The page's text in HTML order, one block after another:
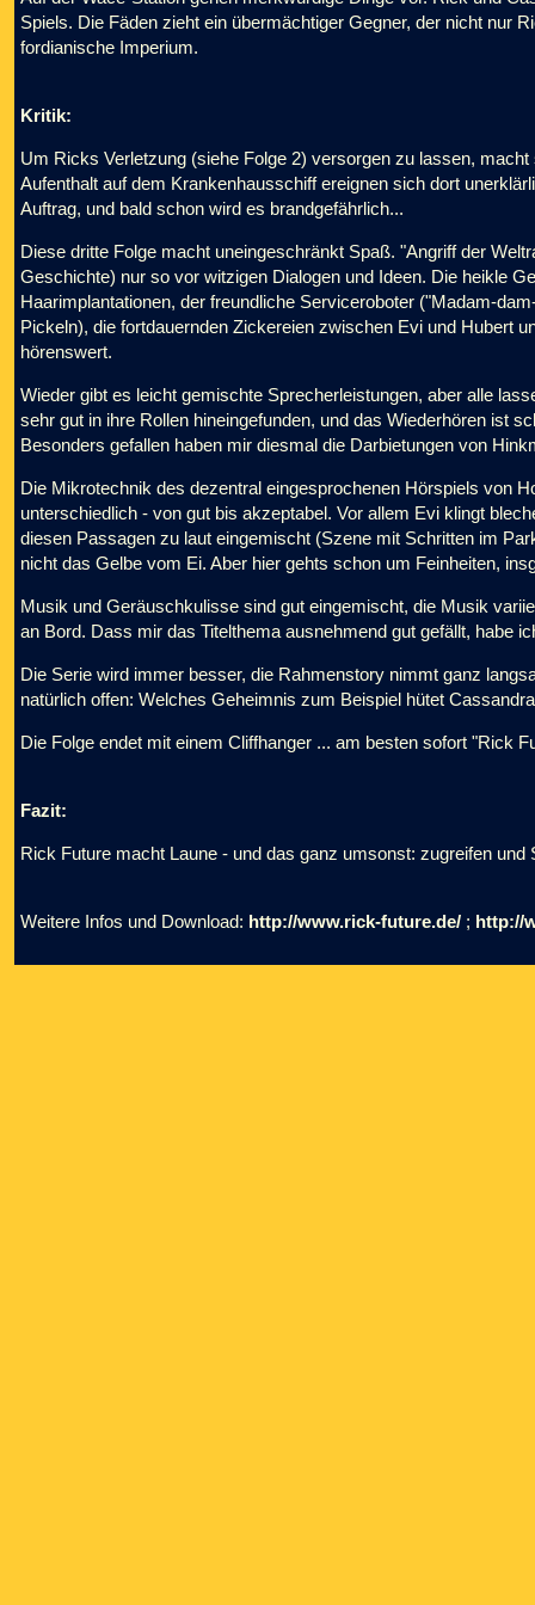
Spiels. Die Fäden zieht ein übermächtiger Gegner, der nicht nur
fordianische Imperium.
Kritik:
Um Ricks Verletzung (siehe Folge 2) versorgen zu lassen,
Aufenthalt auf dem Krankenhausschiff ereignen sich dort
Auftrag, und bald schon wird es brandgefährlich...
Diese dritte Folge macht uneingeschränkt Spaß. "Angriff der
Geschichte) nur so vor witzigen Dialogen und Ideen. Die heikle
Haarimplantationen, der freundliche Serviceroboter ("Madam-
Pickeln), die fortdauernden Zickereien zwischen Evi und Hubert
hörenswert.
Wieder gibt es leicht gemischte Sprecherleistungen, aber alle
sehr gut in ihre Rollen hineingefunden, und das Wiederhören ist
Besonders gefallen haben mir diesmal die Darbietungen von
Die Mikrotechnik des dezentral eingesprochenen Hörspiels von
unterschiedlich - von gut bis akzeptabel. Vor allem Evi klingt
diesen Passagen zu laut eingemischt (Szene mit Schritten im
nicht das Gelbe vom Ei. Aber hier gehts schon um Feinheiten,
Musik und Geräuschkulisse sind gut eingemischt, die Musik
an Bord. Dass mir das Titelthema ausnehmend gut gefällt, habe
Die Serie wird immer besser, die Rahmenstory nimmt ganz
natürlich offen: Welches Geheimnis zum Beispiel hütet
Die Folge endet mit einem Cliffhanger ... am besten sofort "Rick
Fazit:
Rick Future macht Laune - und das ganz umsonst: zugreifen und
Weitere Infos und Download: http://www.rick-future.de/ ; http://